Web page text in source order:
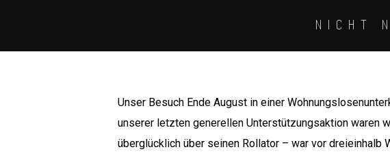
NICHT
Unser Besuch Ende August in einer
unserer letzten generellen Unterstützungsaktion waren
überglücklich über seinen Rollator – war vor